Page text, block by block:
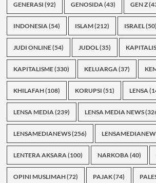
GENERASI (92) GENOSIDA(43) GEN Z
INDONESIA(54) ISLAM(212) ISRAEL(50)
JUDI ONLINE(54) JUDOL(35) KAPITALIS
KAPITALISME(330) KELUARGA(37)
KHILAFAH(108) KORUPSI (51) LENSA
LENSA MEDIA(239) LENSA MEDIA NEWS
LENSAMEDIANEWS(256)
LENTERA AKSARA(100) NARKOBA(40)
OPINI MUSLIMAH(72) PAJAK(74)